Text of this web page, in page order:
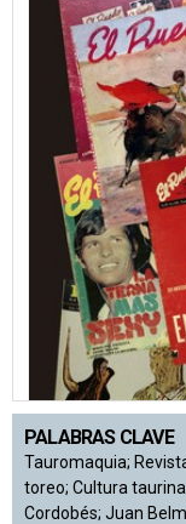
PALABRAS CLAVE
Tauromaquia;
toreo; Cultura
Cordobés; Juan